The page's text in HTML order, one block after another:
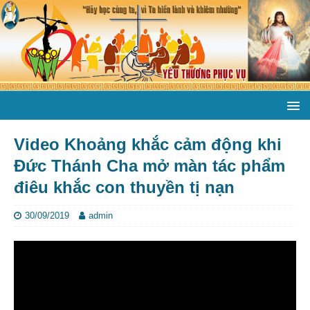
Video Khoảng khắc cảm động khi
Đức Thánh Cha mở màn tác phẩm
điêu khắc con thuyền tị nạn
30/09/2019 admin